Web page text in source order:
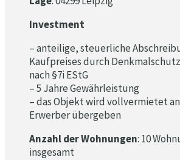
Investment
– anteilige, steuerliche
Kaufpreises durch
nach §7i EStG
– 5 Jahre Gewährleistung
– das Objekt wird vollvermietet
Erwerber übergeben
Anzahl der Wohnungen: 10
insgesamt